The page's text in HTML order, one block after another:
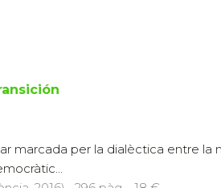
marcada per la dialèctica entre